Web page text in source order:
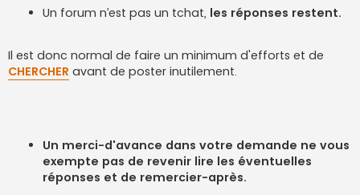
Un forum n’est pas un tchat, les réponses restent.
Il est donc normal de faire un minimum d'efforts et de
CHERCHER avant de poster inutilement.
Un merci-d'avance dans votre demande ne vous
exempte pas de revenir lire les éventuelles
réponses et de remercier-après.